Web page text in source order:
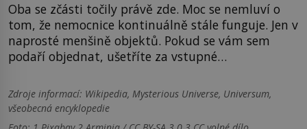
Oba se zčásti točily právě zde. Moc se nemluví o
tom, že nemocnice kontinuálně stále funguje. Jen v
naprosté menšině objektů. Pokud se vám sem
podaří objednat, ušetříte za vstupné…
Zdroje informací: Wikipedia, Mysterious Universe, Universum,
všeobecná encyklopedie